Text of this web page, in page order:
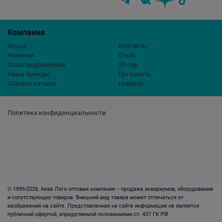
Политика конфиденциальности
Компания
Акции
Новинки
Спецпредложения
Наши бренды
Скачать каталог
Контакты
О нас
3D-тур
Где купить
Новости
© 1995-2026, Аква Лого оптовая компания – продажа аквариумов, оборудования
и сопутствующих товаров. Внешний вид товара может отличаться от
изображения на сайте. Представленная на сайте информация не является
публичной офертой, определяемой положениями ст. 437 ГК РФ